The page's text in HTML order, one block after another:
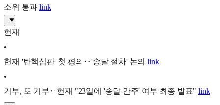
소위 통과 link
헌재
•
헌재 '탄핵심판' 첫 평의‥'송달 절차' 논의 link
•
거부, 또 거부‥헌재 "23일에 '송달 간주' 여부 최종 발표" link